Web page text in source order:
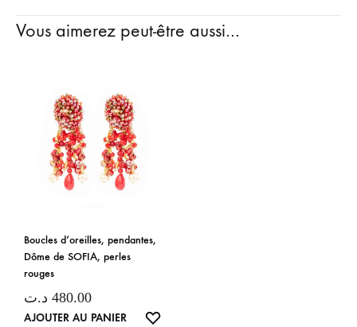
Vous aimerez peut-être aussi…
Boucles d’oreilles, pendantes,
Dôme de SOFIA, perles
rouges
480.00 د.ت
AJOUTER AU PANIER